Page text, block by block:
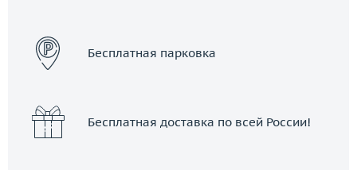
Бесплатная парковка
Бесплатная доставка по всей России!